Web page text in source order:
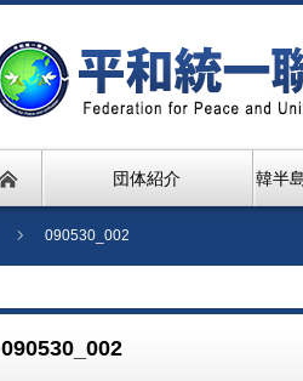
団体紹介 韓半
090530_002
090530_002